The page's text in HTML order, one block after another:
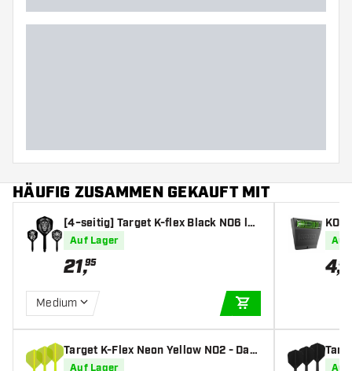
HÄUFIG ZUSAMMEN GEKAUFT MIT
[4−seitig] Target K-flex Black NO6 las
ern mit Logo oder Abbildung
Auf Lager
21,95
Medium
Target K-Flex Neon Yellow NO2 - Dart
Flights
Auf Lager
age
Auf
4,95
Auf